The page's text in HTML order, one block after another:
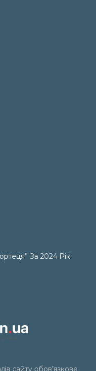
За 2024 Рік
сайту обов’язкове